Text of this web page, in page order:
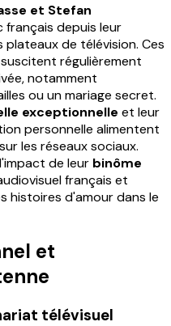
et Stefan
français depuis leur
de télévision. Ces
suscitent régulièrement
notamment
ou un mariage secret.
exceptionnelle et leur
personnelle alimentent
les réseaux sociaux.
de leur binôme
français et
histoires d'amour dans le
et
télévisuel